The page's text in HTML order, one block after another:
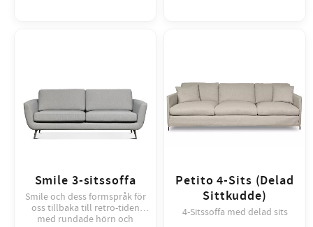
Smile 3-sitssoffa
Smile och dess formspråk för
oss tillbaka till retro-tiden
med rundade hörn och
Petito 4-Sits (Delad
Sittkudde)
4-Sitssoffa med delad sits